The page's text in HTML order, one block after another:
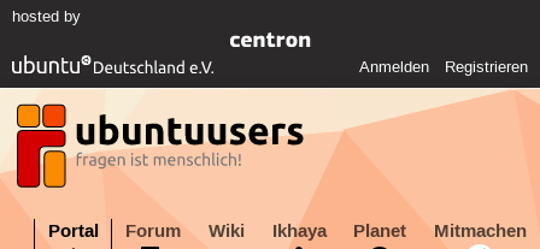
hosted by
Anmelden Registrieren
Portal Forum Wiki Ikhaya Planet Mitmachen